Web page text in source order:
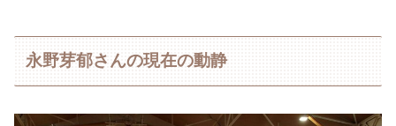
永野芽郁さんの現在の動静